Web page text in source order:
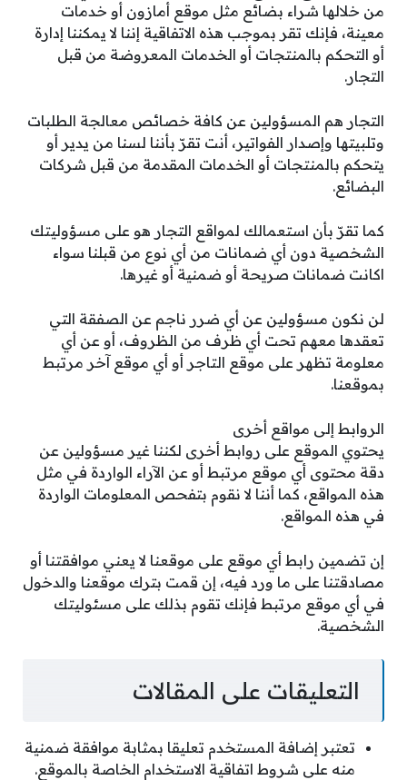
من خلالها شراء بضائع مثل موقع أمازون أو خدمات
معينة، فإنك تقر بموجب هذه الاتفاقية إننا لا يمكننا إدارة
أو التحكم بالمنتجات أو الخدمات المعروضة من قبل
التجار.
التجار هم المسؤولين عن كافة خصائص معالجة الطلبات
وتلبيتها وإصدار الفواتير، أنت تقرّ بأننا لسنا من يدير أو
يتحكم بالمنتجات أو الخدمات المقدمة من قبل شركات
البضائع.
كما تقرّ بأن استعمالك لمواقع التجار هو على مسؤوليتك
الشخصية دون أي ضمانات من أي نوع من قبلنا سواء
اكانت ضمانات صريحة أو ضمنية أو غيرها.
لن نكون مسؤولين عن أي ضرر ناجم عن الصفقة التي
تعقدها معهم تحت أي ظرف من الظروف، أو عن أي
معلومة تظهر على موقع التاجر أو أي موقع آخر مرتبط
بموقعنا.
الروابط إلى مواقع أخرى
يحتوي الموقع على روابط أخرى لكننا غير مسؤولين عن
دقة محتوى أي موقع مرتبط أو عن الآراء الواردة في مثل
هذه المواقع، كما أننا لا نقوم بتفحص المعلومات الواردة
في هذه المواقع.
إن تضمين رابط أي موقع على موقعنا لا يعني موافقتنا أو
مصادقتنا على ما ورد فيه، إن قمت بترك موقعنا والدخول
في أي موقع مرتبط فإنك تقوم بذلك على مسئوليتك
الشخصية.
التعليقات على المقالات
تعتبر إضافة المستخدم تعليقا بمثابة موافقة ضمنية
منه على شروط اتفاقية الاستخدام الخاصة بالموقع.